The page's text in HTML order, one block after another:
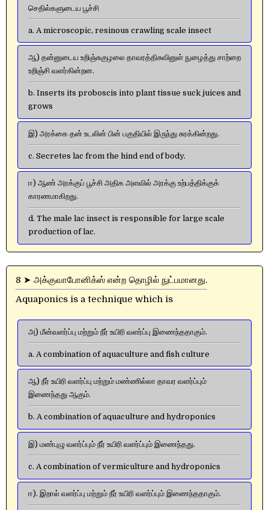
செதில்களுடைய பூச்சி
a. A microscopic, resinous crawling scale insect
ஆ) தன்னுடைய உறிஞ்சுகுழலை தாவரத்திசுவினுள் நுழைத்து சாற்றை
உறிஞ்சி வளர்கின்றன.
b. Inserts its proboscis into plant tissue suck juices and
grows
இ) அரக்கை தன் உடலின் பின் பகுதியில் இருந்து சுரக்கின்றது.
c. Secretes lac from the hind end of body.
ஈ) ஆண் அரக்குப் பூச்சி அதிக அளவில் அரக்கு உற்பத்திக்குக்
காரணமாகிறது.
d. The male lac insect is responsible for large scale
production of lac.
8 ➤ அக்குவாபோனிக்ஸ் என்ற தொழில் நுட்பமானது.
Aquaponics is a technique which is
அ) மீன்வளர்ப்பு மற்றும் நீர் உயிரி வளர்ப்பு இணைந்ததாகும்.
a. A combination of aquaculture and fish culture
ஆ) நீர் உயிரி வளர்ப்பு மற்றும் மண்ணில்லா தாவர வளர்ப்பும்
இணைந்தது ஆகும்.
b. A combination of aquaculture and hydroponics
இ) மண்புழு வளர்ப்பும் நீர் உயிரி வளர்ப்பும் இணைந்தது.
c. A combination of vermiculture and hydroponics
ஈ). இறால் வளர்ப்பு மற்றும் நீர் உயிரி வளர்ப்பும் இணைந்ததாகும்.